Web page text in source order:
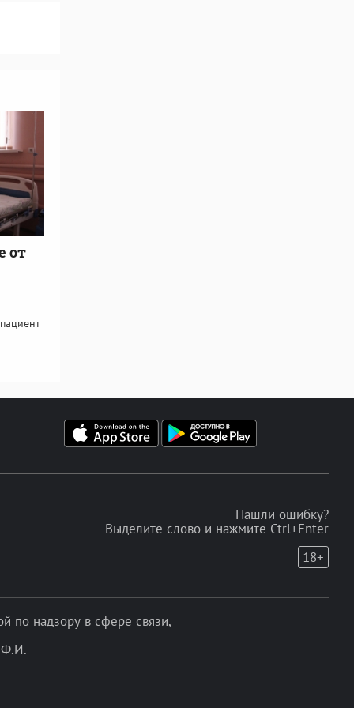
от
Нашли ошибку?
Выделите слово и нажмите Ctrl+Enter
18+
по надзору в сфере связи,
Ф.И.